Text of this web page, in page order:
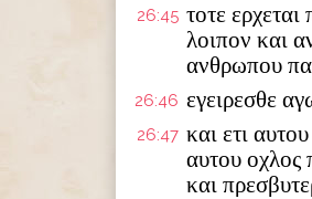
26:45 τοτε
λοιπον και
ανθρωπου
26:46 εγειρεσθε
26:47 και ετι
αυτου οχλος
και